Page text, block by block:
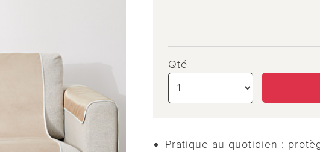
Qté
Pratique au quotidien :